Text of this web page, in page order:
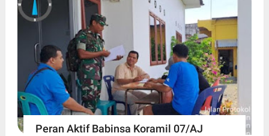
Peran Aktif Babinsa Koramil 07/AJ